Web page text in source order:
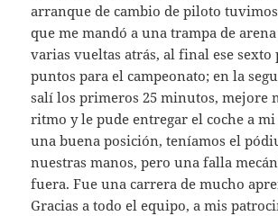
arranque de cambio de piloto
que me mandó a una trampa de
varias vueltas atrás, al final ese sexto
puntos para el campeonato; en la
salí los primeros 25 minutos, mejore
ritmo y le pude entregar el coche a
una buena posición, teníamos el
nuestras manos, pero una falla
fuera. Fue una carrera de mucho
Gracias a todo el equipo, a mis